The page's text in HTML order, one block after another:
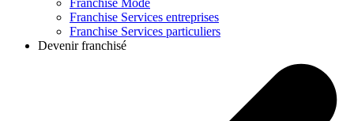
Franchise Services entreprises
Franchise Services particuliers
Devenir franchisé